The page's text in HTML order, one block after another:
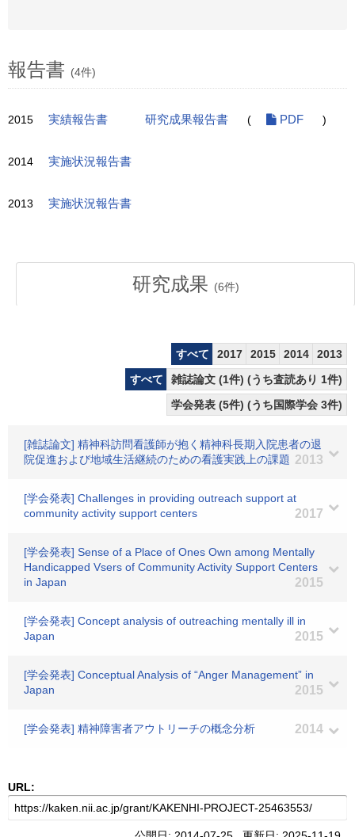
報告書 (4件)
2015 実績報告書 研究成果報告書 ( PDF )
2014 実施状況報告書
2013 実施状況報告書
研究成果 (6件)
すべて 2017 2015 2014
2013
すべて
雑誌論文 (1件) (うち査読あり 1件)
学会発表 (5件) (うち国際学会 3件)
[雑誌論文] 精神科訪問看護師が抱く精神科長期入院患者の退
院促進および地域生活継続のための看護実践上の課題 2013
[学会発表] Challenges in providing outreach support at
community activity support centers
2017
[学会発表] Sense of a Place of Ones Own among Mentally
Handicapped Vsers of Community Activity Support Centers
in Japan
2015
[学会発表] Concept analysis of outreaching mentally ill in
Japan
2015
[学会発表] Conceptual Analysis of “Anger Management” in
Japan
2015
[学会発表] 精神障害者アウトリーチの概念分析 2014
URL: